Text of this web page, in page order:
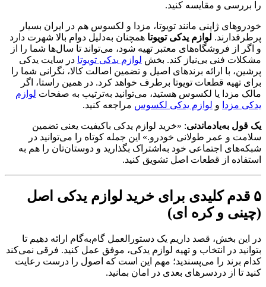
را بررسی و مقایسه کنید.
خودروهای ژاپنی مانند تویوتا، مزدا و لکسوس هم در ایران بسیار
پرطرفدارند. لوازم یدکی تویوتا همچنان به‌دلیل دوام بالا شهرت دارد
و اگر از فروشگاه‌های معتبر تهیه شود، می‌تواند تا سال‌ها شما را از
مشکلات فنی بی‌نیاز کند. بخش لوازم یدکی تویوتا در سایت یدکی
پرشین، با ارائه برندهای اصیل و تضمین اصالت کالا، نگرانی شما را
برای تهیه قطعات تویوتا برطرف خواهد کرد. در همین راستا، اگر
مالک مزدا یا لکسوس هستید، می‌توانید به‌ترتیب به صفحات لوازم
یدکی مزدا و لوازم یدکی لکسوس مراجعه کنید.
یک قول بهیادماندنی: «خرید لوازم یدکی باکیفیت یعنی تضمین
سلامت و عمر طولانی خودرو.» این جمله کوتاه را می‌توانید در
شبکه‌های اجتماعی خود به‌اشتراک بگذارید و دوستان‌تان را هم به
استفاده از قطعات اصل تشویق کنید.
۵ قدم کلیدی برای خرید لوازم یدکی اصل
(چینی و کره ای)
در این بخش، قصد داریم یک دستورالعمل گام‌به‌گام ارائه دهیم تا
بتوانید در انتخاب و تهیه لوازم یدکی، موفق عمل کنید. فرقی نمی‌کند
کدام برند را می‌پسندید؛ مهم این است که اصول را درست رعایت
کنید تا از دردسر‌های بعدی در امان بمانید.